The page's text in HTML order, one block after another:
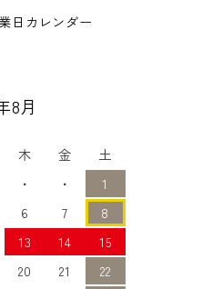
日カレンダー
8月
木 金
土
・ ・
1
6 7
8
13 14
15
20 21
22